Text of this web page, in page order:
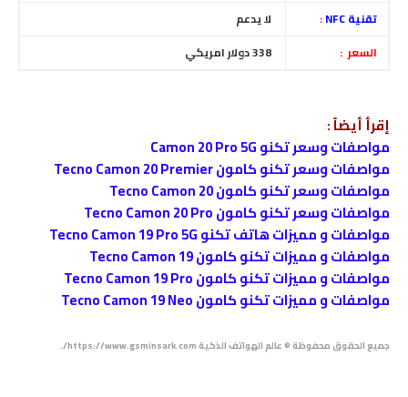
تقنية NFC
:
لا يدعم
السعر :
إقرأ أيضاً :
مواصفات وسعر تكنو Camon 20 Pro 5G
مواصفات وسعر تكنو كامون Tecno Camon 20 Premier
مواصفات وسعر تكنو كامون Tecno Camon 20
مواصفات وسعر تكنو كامون Tecno Camon 20 Pro
مواصفات و مميزات هاتف تكنو Tecno Camon 19 Pro 5G
مواصفات و مميزات تكنو كامون Tecno Camon 19
مواصفات و مميزات تكنو كامون Tecno Camon 19 Pro
مواصفات و مميزات تكنو كامون Tecno Camon 19 Neo
جميع الحقوق محفوظة © عالم الهواتف الذكية https://www.gsminsark.com/.